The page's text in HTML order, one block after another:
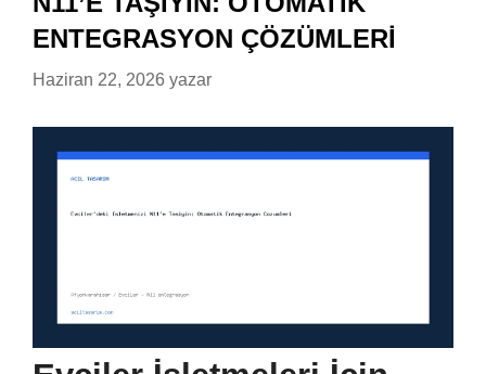
ENTEGRASYON ÇÖZÜMLERI
Haziran 22, 2026 yazar